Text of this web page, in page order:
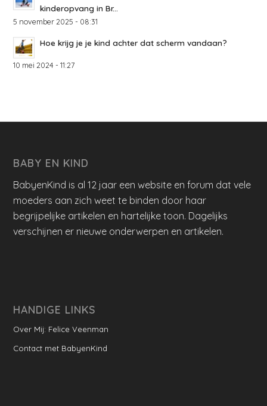
kinderopvang in Br...
5 november 2025 - 08:31
Hoe krijg je je kind achter dat scherm vandaan?
10 mei 2024 - 11:27
BABY EN KIND
BabyenKind is al 12 jaar een website en forum dat vele
moeders aan zich weet te binden door haar
begrijpelijke artikelen en hartelijke toon. Dagelijks
verschijnen er nieuwe onderwerpen en artikelen.
HANDIGE LINKS
Over Mij: Felice Veenman
Contact met BabyenKind